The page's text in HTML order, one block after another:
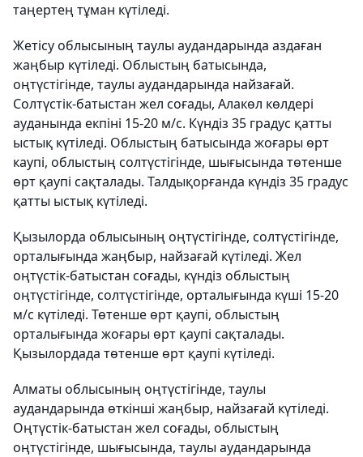
таңертең тұман күтіледі.
Жетісу облысының таулы аудандарында аздаған
жаңбыр күтіледі. Облыстың батысында,
оңтүстігінде, таулы аудандарында найзағай.
Солтүстік-батыстан жел соғады, Алакөл көлдері
ауданында екпіні 15-20 м/с. Күндіз 35 градус қатты
ыстық күтіледі. Облыстың батысында жоғары өрт
каупі, облыстың солтүстігінде, шығысында төтенше
өрт қаупі сақталады. Талдықорғанда күндіз 35 градус
қатты ыстық күтіледі.
Қызылорда облысының оңтүстігінде, солтүстігінде,
орталығында жаңбыр, найзағай күтіледі. Жел
оңтүстік-батыстан соғады, күндіз облыстың
оңтүстігінде, солтүстігінде, орталығында күші 15-20
м/с күтіледі. Төтенше өрт қаупі, облыстың
орталығында жоғары өрт қаупі сақталады.
Қызылордада төтенше өрт қаупі күтіледі.
Алматы облысының оңтүстігінде, таулы
аудандарында өткінші жаңбыр, найзағай күтіледі.
Оңтүстік-батыстан жел соғады, облыстың
оңтүстігінде, шығысында, таулы аудандарында